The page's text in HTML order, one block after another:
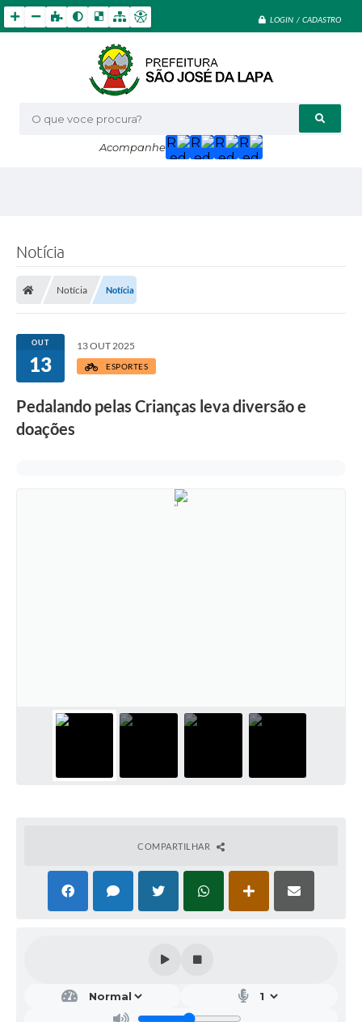
LOGIN / CADASTRO
O que voce procura?
Acompanhe
Notícia
Notícia Notícia
OUT
13
13 OUT 2025
ESPORTES
Pedalando pelas Crianças leva diversão e
doações
COMPARTILHAR